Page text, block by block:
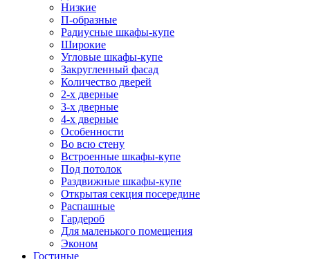
Низкие
П-образные
Радиусные шкафы-купе
Широкие
Угловые шкафы-купе
Закругленный фасад
Количество дверей
2-х дверные
3-х дверные
4-х дверные
Особенности
Во всю стену
Встроенные шкафы-купе
Под потолок
Раздвижные шкафы-купе
Открытая секция посередине
Распашные
Гардероб
Для маленького помещения
Эконом
Гостиные